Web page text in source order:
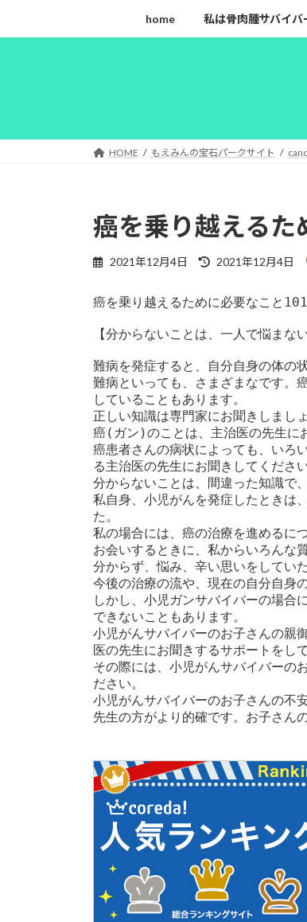
キ
に
home 私は骨肉腫サバイ
HOME もえみんの宝石パークサイト
癌を乗り越える
2021年12月4日
最
新
時
2021年12月4日
癌を乗り越えるために必要なこと
【分からないことは、一人で悩まな
難病を発症すると、自分自身の体の
難病といっても、さまざまなです。
していることもあります。
正しい知識は専門家にお聞きしましょ
癌(ガン)のことは、主治医の先生に
癌患者さんの病状によっても、いろ
る主治医の先生にお聞きしてください
分からないことは、間違った知識で
私自身、小児がんを発症したときは
た。
私の場合には、癌の治療を進めるに
お会いするときに、私からいろんな
分からず、悩み、辛い思いをしてい
今後の治療の流や、現在の自分自身
しかし、小児ガンサバイバーの場合
できないこともあります。
小児がんサバイバーのお子さんの親
医の先生にお聞きするサポートをし
その際には、小児がんサバイバーの
ださい。
小児がんサバイバーのお子さんの不
先生の方がより的確です。お子さん